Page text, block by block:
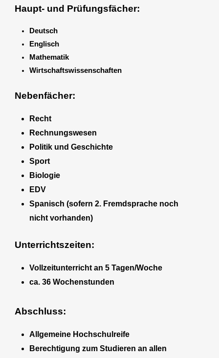
Haupt- und Prüfungsfächer:
Deutsch
Englisch
Mathematik
Wirtschaftswissenschaften
Nebenfächer:
Recht
Rechnungswesen
Politik und Geschichte
Sport
Biologie
EDV
Spanisch (sofern 2. Fremdsprache noch
nicht vorhanden)
Unterrichtszeiten:
Vollzeitunterricht an 5 Tagen/Woche
ca. 36 Wochenstunden
Abschluss:
Allgemeine Hochschulreife
Berechtigung zum Studieren an allen